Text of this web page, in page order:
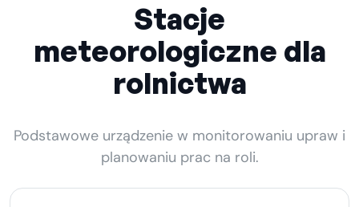
Stacje
meteorologiczne dla
rolnictwa
Podstawowe urządzenie w monitorowaniu upraw i
planowaniu prac na roli.